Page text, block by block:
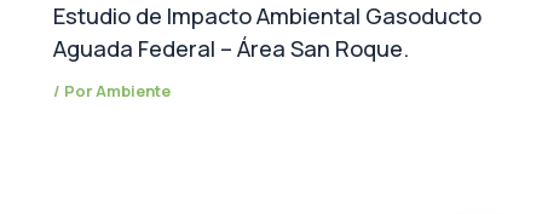
Estudio de Impacto Ambiental Gasoducto
Aguada Federal – Área San Roque.
/ PorAmbiente